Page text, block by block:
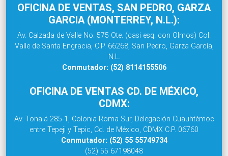
OFICINA DE VENTAS, SAN PEDRO, GARZA
GARCIA (MONTERREY, N.L.):
Av. Calzada de Valle No. 575 Ote. (casi esq. con Olmos) Col.
Valle de Santa Engracia, C.P. 66268, San Pedro, Garza García,
N.L.
Conmutador: (52) 8114155506
OFICINA DE VENTAS CD. DE MÉXICO,
CDMX:
Av. Tonalá 285-1, Colonia Roma Sur, Delegación Cuauhtémoc
entre Tepeji y Tepic, Cd. de México, CDMX C.P. 06760
Conmutador: (52) 55 55749734
(52) 55 67198048